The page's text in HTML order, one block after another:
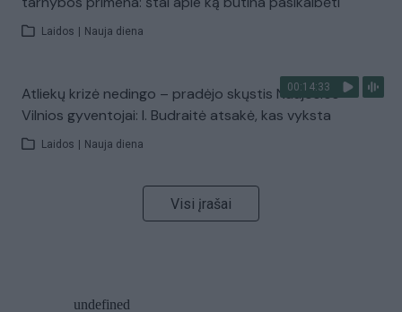
Laidos Nauja diena
00:14:33
Atliekų krizė nedingo – pradėjo skųstis Naujosios
Vilnios gyventojai: I. Budraitė atsakė, kas vyksta
Laidos Nauja diena
Visi įrašai